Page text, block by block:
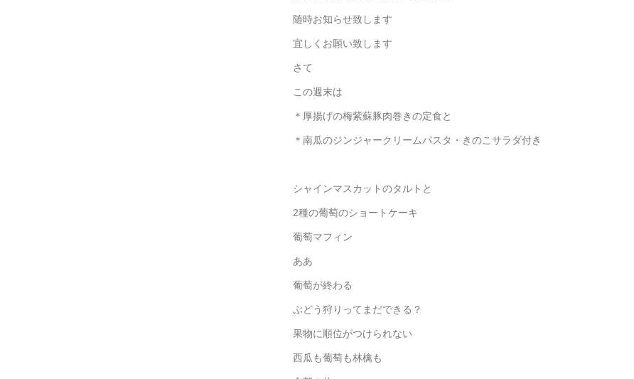
随時お知らせ致します
宜しくお願い致します
さて
この週末は
＊厚揚げの梅紫蘇豚肉巻きの定食と
＊南瓜のジンジャークリームパスタ・きのこサラダ付き
シャインマスカットのタルトと
2種の葡萄のショートケーキ
葡萄マフィン
ああ
葡萄が終わる
ぶどう狩りってまだできる？
果物に順位がつけられない
西瓜も葡萄も林檎も